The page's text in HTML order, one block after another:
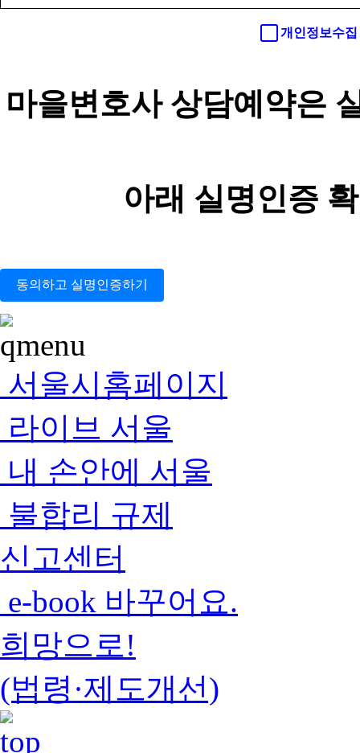
개인정보수
마을변호사 상담예약은
아래 실명인증
동의하고 실명인증하기
서울시홈페이지
라이브 서울
내 손안에 서울
불합리 규제
신고센터
e-book 바꾸어요.
희망으로!
(법령·제도개선)